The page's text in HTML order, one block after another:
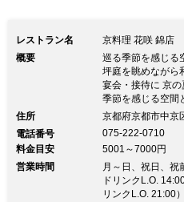
レストラン名
京料理 花咲 錦店
概要
巡る季節を感じる
坪庭を眺めながら
宴会・接待に 京
季節を感じる空間
を眺めながら和の
四条駅から歩いて
錦店』 格子扉越しに見える路地は、入り口から京都を
感じていただけま
囲気の中で、ゆ
京都らしさを堪能
住所
京都府京都市中京
電話番号
075-222-0710
料金目安
5001～7000円
営業時間
月～日、祝日、祝
ドリンクL.O.
リンクL.O. 21:00）